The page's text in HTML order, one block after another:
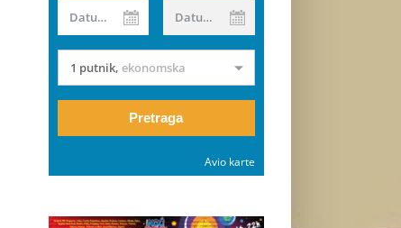
Datum od Datum do
1 putnik, ekonomska
Pretraga
Avio karte